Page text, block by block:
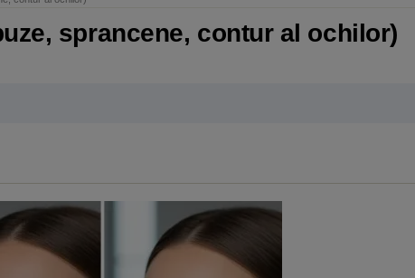
sprancene, contur al ochilor)